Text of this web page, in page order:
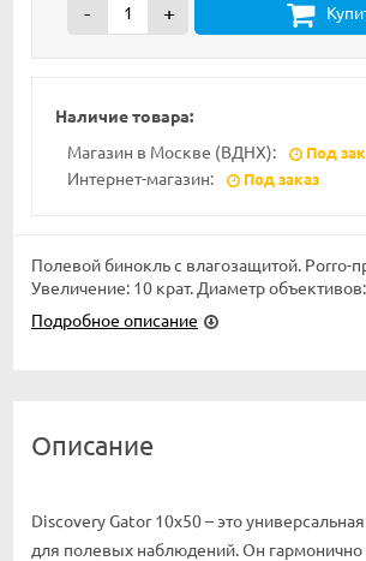
- +
Наличие товара:
Магазин в Москве (ВДНХ):
Под
Интернет-магазин: Под заказ
Полевой бинокль с влагозащитой. Porro-
Увеличение: 10 крат. Диаметр
Подробное описание
Описание
Discovery Gator 10x50 – это
для полевых наблюдений. Он гармонично